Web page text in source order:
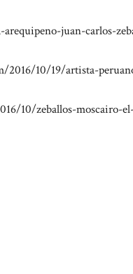
juan-carlos-
2016/10/19/artista-
10/zeballos-moscairo-